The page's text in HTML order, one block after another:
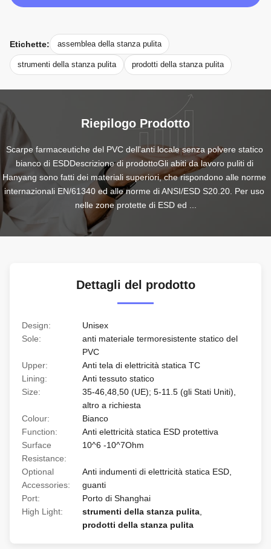
Etichette: assemblea della stanza pulita
strumenti della stanza pulita prodotti della stanza pulita
Riepilogo Prodotto
Scarpe farmaceutiche del PVC dell'anti locale senza polvere statico
bianco di ESDDescrizione di prodottoGli abiti da lavoro puliti di
Hanyang sono fatti dei materiali superiori, che rispondono alle norme
internazionali EN/61340 ed alle norme di ANSI/ESD S20.20. Per uso
nelle zone protette di ESD ed ...
Dettagli del prodotto
Design:
Unisex
Sole:
anti materiale termoresistente statico del
PVC
Upper:
Anti tela di elettricità statica TC
Lining:
Anti tessuto statico
Size:
35-46,48,50 (UE); 5-11.5 (gli Stati Uniti),
altro a richiesta
Colour:
Bianco
Function:
Anti elettricità statica ESD protettiva
Surface
Resistance:
10^6 -10^7Ohm
Optional
Accessories:
Anti indumenti di elettricità statica ESD,
guanti
Port:
Porto di Shanghai
High Light:
strumenti della stanza pulita
prodotti della stanza pulita